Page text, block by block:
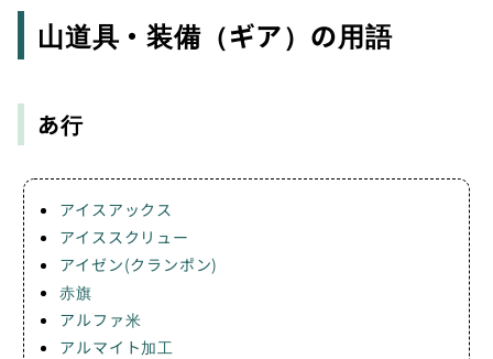
山道具・装備（ギア）の用語
あ行
アイスアックス
アイススクリュー
アイゼン(クランポン)
赤旗
アルファ米
アルマイト加工